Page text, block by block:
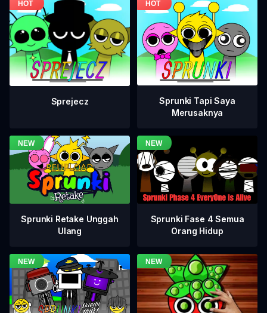
Sprejecz
Sprunki Tapi Saya
Merusaknya
Sprunki Retake Unggah
Ulang
Sprunki Fase 4 Semua
Orang Hidup